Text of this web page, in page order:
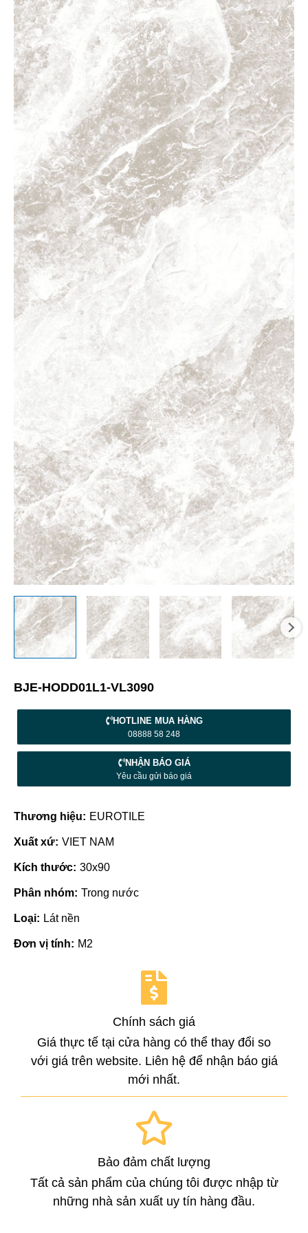
BJE-HODD01L1-VL3090
HOTLINE MUA HÀNG
08888 58 248
NHẬN BÁO GIÁ
Yêu cầu gửi báo giá
Thương hiệu: EUROTILE
Xuất xứ: VIET NAM
Kích thước: 30x90
Phân nhóm: Trong nước
Loại: Lát nền
Đơn vị tính: M2
Chính sách giá
Giá thực tế tại cửa hàng có thể thay đổi so
với giá trên website. Liên hệ để nhận báo giá
mới nhất.
Bảo đảm chất lượng
Tất cả sản phẩm của chúng tôi được nhập từ
những nhà sản xuất uy tín hàng đầu.